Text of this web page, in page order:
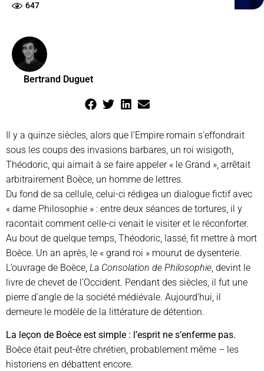
647
Bertrand Duguet
Il y a quinze siècles, alors que l’Empire romain s’effondrait
sous les coups des invasions barbares, un roi wisigoth,
Théodoric, qui aimait à se faire appeler « le Grand », arrêtait
arbitrairement Boèce, un homme de lettres.
Du fond de sa cellule, celui-ci rédigea un dialogue fictif avec
« dame Philosophie » : entre deux séances de tortures, il y
racontait comment celle-ci venait le visiter et le réconforter.
Au bout de quelque temps, Théodoric, lassé, fit mettre à mort
Boèce. Un an après, le « grand roi » mourut de dysenterie.
L’ouvrage de Boèce, La Consolation de Philosophie, devint le
livre de chevet de l’Occident. Pendant des siècles, il fut une
pierre d’angle de la société médiévale. Aujourd’hui, il
demeure le modèle de la littérature de détention.
La leçon de Boèce est simple : l’esprit ne s’enferme pas.
Boèce était peut-être chrétien, probablement même – les
historiens en débattent encore.